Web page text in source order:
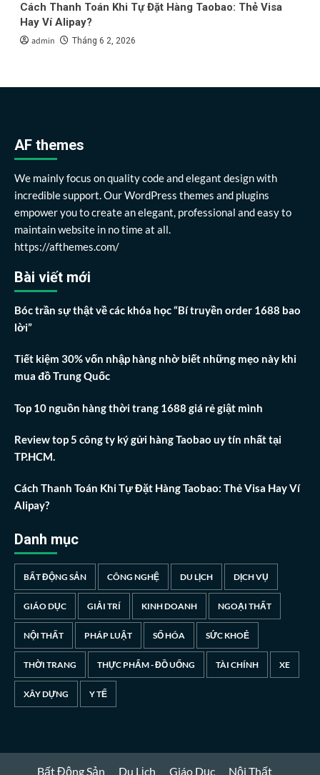
Cách Thanh Toán Khi Tự Đặt Hàng Taobao: Thẻ Visa
Hay Ví Alipay?
admin Tháng 6 2, 2026
AF themes
We mainly focus on quality code and elegant design with
incredible support. Our WordPress themes and plugins
empower you to create an elegant, professional and easy to
maintain website in no time at all.
https://afthemes.com/
Bài viết mới
Bóc trần sự thật về các khóa học “Bí truyền order 1688 bao
lời”
Tiết kiệm 30% vốn nhập hàng nhờ biết những mẹo này khi
mua đồ Trung Quốc
Top 10 nguồn hàng thời trang 1688 giá rẻ giật mình
Review top 5 công ty ký gửi hàng Taobao uy tín nhất tại
TP.HCM.
Cách Thanh Toán Khi Tự Đặt Hàng Taobao: Thẻ Visa Hay Ví
Alipay?
Danh mục
BẤT ĐỘNG SẢN CÔNG NGHỆ DU LỊCH DỊCH VỤ
GIÁO DỤC GIẢI TRÍ KINH DOANH NGOẠI THẤT
NỘI THẤT PHÁP LUẬT SỐ HÓA SỨC KHOẺ
THỜI TRANG THỰC PHẨM - ĐỒ UỐNG TÀI CHÍNH XE
XÂY DỰNG Y TẾ
Bất Động Sản Du Lịch Giáo Dục Nội Thất